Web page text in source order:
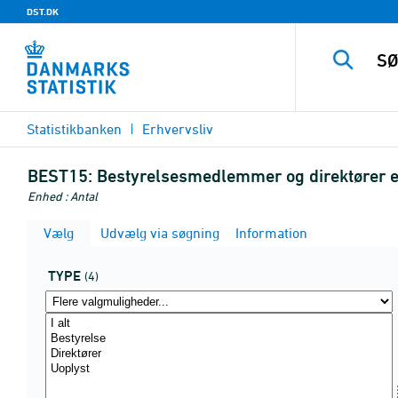
DST.DK
Statistikbanken Erhvervsliv
BEST15: Bestyrelsesmedlemmer og direktører
Enhed : Antal
Vælg Udvælg via søgning Information
TYPE (4)